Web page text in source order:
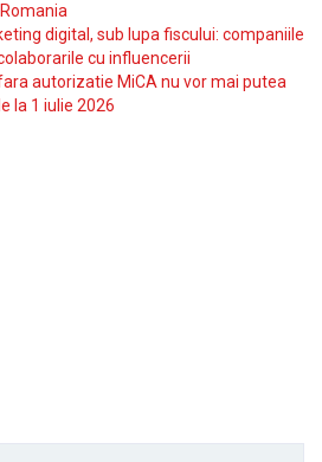
digital, sub lupa fiscului: companiile
cu influencerii
autorizatie MiCA nu vor mai putea
la 1 iulie 2026